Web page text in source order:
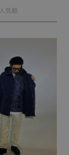
人気順